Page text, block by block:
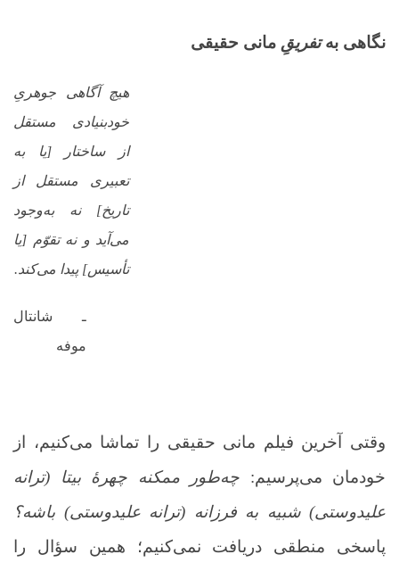
نگاهی بهتفریقِ مانی حقیقی
هیچ آگاهی جوهریِ
خودبنیادی مستقل
از ساختار [یا به
تعبیری مستقل از
تاریخ] نه به‌وجود
می‌آید و نه تقوّم [یا
تأسیس] پیدا می‌کند.
ـ شانتال
موفه
وقتی آخرین فیلم مانی حقیقی را تماشا می‌کنیم، از
خودمان می‌پرسیم: چه‌طور ممکنه چهرۀ بیتا (ترانه
علیدوستی) شبیه به فرزانه (ترانه علیدوستی) باشه؟
پاسخی منطقی دریافت نمی‌کنیم؛ همین سؤال را